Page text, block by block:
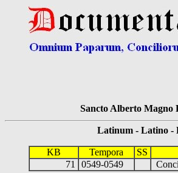
Sancto Alberto Magno
Latinum - Latino -
KB Tempora SS
71
0549-0549